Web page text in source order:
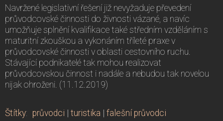
Navržené legislativní řešení již nevyžaduje převedení
průvodcovské činnosti do živnosti vázané, a navíc
umožňuje splnění kvalifikace také středním vzděláním s
maturitní zkouškou a vykonáním tříleté praxe v
průvodcovské činnosti v oblasti cestovního ruchu.
Stávající podnikatelé tak mohou realizovat
průvodcovskou činnost i nadále a nebudou tak novelou
nijak ohroženi. (11.12.2019)
Štítky: průvodci | turistika | falešní průvodci